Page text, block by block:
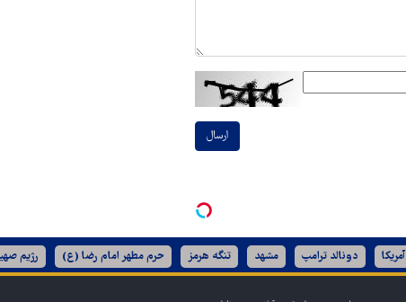
ارسال
آمریکا دونالد ترامپ مشهد تنگه هرمز حرم مطهر امام رضا (ع) رژیم